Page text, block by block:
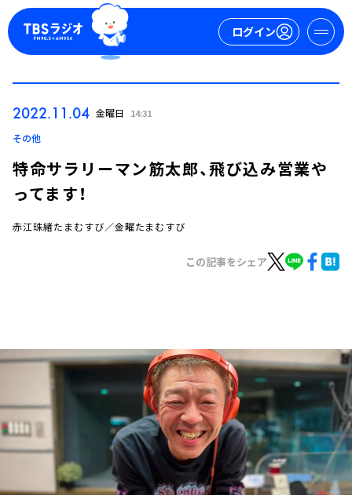
ログイン
お知らせ
イベント・グッズ
YouTube
会社情報
2022.11.04 金曜日 14:31
その他
特命サラリーマン筋太郎、飛び込み営業や
ってます！
赤江珠緒たまむすび／金曜たまむすび
この記事をシェア